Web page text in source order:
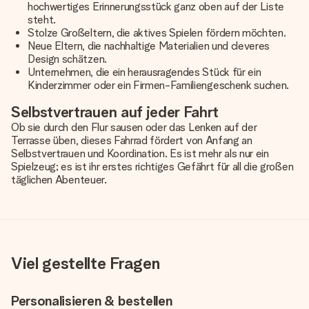
hochwertiges Erinnerungsstück ganz oben auf der Liste
steht.
Stolze Großeltern, die aktives Spielen fördern möchten.
Neue Eltern, die nachhaltige Materialien und cleveres
Design schätzen.
Unternehmen, die ein herausragendes Stück für ein
Kinderzimmer oder ein Firmen-Familiengeschenk suchen.
Selbstvertrauen auf jeder Fahrt
Ob sie durch den Flur sausen oder das Lenken auf der
Terrasse üben, dieses Fahrrad fördert von Anfang an
Selbstvertrauen und Koordination. Es ist mehr als nur ein
Spielzeug; es ist ihr erstes richtiges Gefährt für all die großen
täglichen Abenteuer.
Viel gestellte Fragen
Personalisieren & bestellen